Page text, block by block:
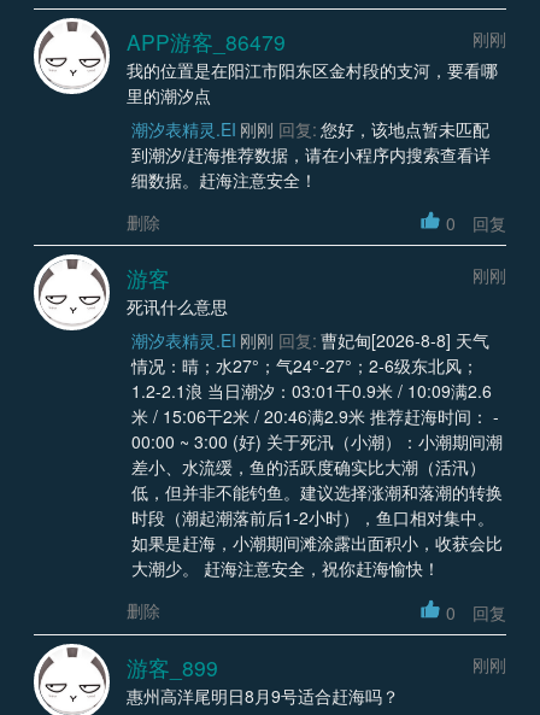
APP游客_86479
刚刚
我的位置是在阳江市阳东区金村段的支河，要看哪
里的潮汐点
潮汐表精灵.EI 刚刚 回复: 您好，该地点暂未匹配
到潮汐/赶海推荐数据，请在小程序内搜索查看详
细数据。赶海注意安全！
删除
0 回复
游客
刚刚
死讯什么意思
潮汐表精灵.EI 刚刚 回复: 曹妃甸[2026-8-8] 天气
情况：晴；水27°；气24°-27°；2-6级东北风；
1.2-2.1浪 当日潮汐：03:01干0.9米 / 10:09满2.6
米 / 15:06干2米 / 20:46满2.9米 推荐赶海时间： -
00:00 ~ 3:00 (好) 关于死汛（小潮）：小潮期间潮
差小、水流缓，鱼的活跃度确实比大潮（活汛）
低，但并非不能钓鱼。建议选择涨潮和落潮的转换
时段（潮起潮落前后1-2小时），鱼口相对集中。
如果是赶海，小潮期间滩涂露出面积小，收获会比
大潮少。 赶海注意安全，祝你赶海愉快！
删除
0 回复
游客_899
刚刚
惠州高洋尾明日8月9号适合赶海吗？